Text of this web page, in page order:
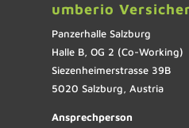
umberio
Panzerhalle Salzburg
Halle B, OG 2 (Co-Working)
Siezenheimerstrasse 39B
5020 Salzburg, Austria
Ansprechperson